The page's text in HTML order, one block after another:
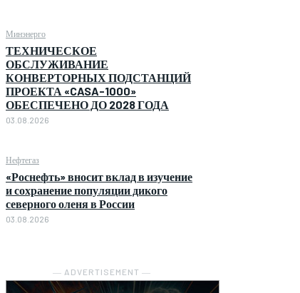
Минэнерго
ТЕХНИЧЕСКОЕ
ОБСЛУЖИВАНИЕ
КОНВЕРТОРНЫХ ПОДСТАНЦИЙ
ПРОЕКТА «CASA-1000»
ОБЕСПЕЧЕНО ДО 2028 ГОДА
03.08.2026
Нефтегаз
«Роснефть» вносит вклад в изучение
и сохранение популяции дикого
северного оленя в России
03.08.2026
― ADVERTISEMENT ―